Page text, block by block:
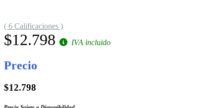
( 6 Calificaciones )
$12.798 IVA incluido
Precio
$12.798